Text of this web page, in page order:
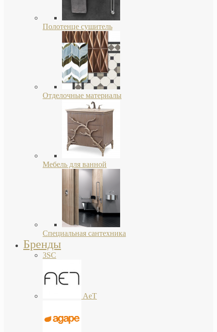
Полотенце сушитель
Отделочные материалы
Мебель для ванной
Специальная сантехника
Бренды
3SC
AeT